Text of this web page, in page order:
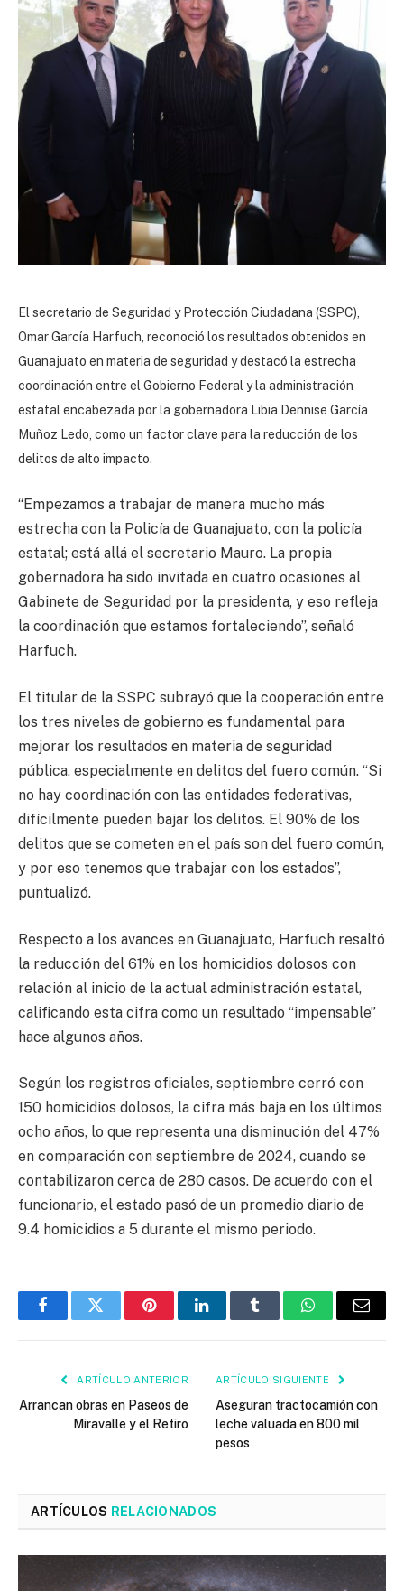
El secretario de Seguridad y Protección Ciudadana (SSPC),
Omar García Harfuch, reconoció los resultados obtenidos en
Guanajuato en materia de seguridad y destacó la estrecha
coordinación entre el Gobierno Federal y la administración
estatal encabezada por la gobernadora Libia Dennise García
Muñoz Ledo, como un factor clave para la reducción de los
delitos de alto impacto.
“Empezamos a trabajar de manera mucho más
estrecha con la Policía de Guanajuato, con la policía
estatal; está allá el secretario Mauro. La propia
gobernadora ha sido invitada en cuatro ocasiones al
Gabinete de Seguridad por la presidenta, y eso refleja
la coordinación que estamos fortaleciendo”, señaló
Harfuch.
El titular de la SSPC subrayó que la cooperación entre
los tres niveles de gobierno es fundamental para
mejorar los resultados en materia de seguridad
pública, especialmente en delitos del fuero común. “Si
no hay coordinación con las entidades federativas,
difícilmente pueden bajar los delitos. El 90% de los
delitos que se cometen en el país son del fuero común,
y por eso tenemos que trabajar con los estados”,
puntualizó.
Respecto a los avances en Guanajuato, Harfuch resaltó
la reducción del 61% en los homicidios dolosos con
relación al inicio de la actual administración estatal,
calificando esta cifra como un resultado “impensable”
hace algunos años.
Según los registros oficiales, septiembre cerró con
150 homicidios dolosos, la cifra más baja en los últimos
ocho años, lo que representa una disminución del 47%
en comparación con septiembre de 2024, cuando se
contabilizaron cerca de 280 casos. De acuerdo con el
funcionario, el estado pasó de un promedio diario de
9.4 homicidios a 5 durante el mismo periodo.
FacebookTwitter PinterestLinkedInTumblr WhatsAppEmail
ARTÍCULO ANTERIOR
Arrancan obras en Paseos de
Miravalle y el Retiro
ARTÍCULO SIGUIENTE
Aseguran tractocamión con
leche valuada en 800 mil
pesos
ARTÍCULOS RELACIONADOS